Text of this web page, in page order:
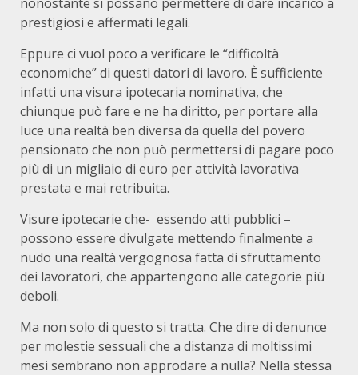
prestigiosi e affermati legali.
Eppure ci vuol poco a verificare le “difficoltà
economiche” di questi datori di lavoro. È sufficiente
infatti una visura ipotecaria nominativa, che
chiunque può fare e ne ha diritto, per portare alla
luce una realtà ben diversa da quella del povero
pensionato che non può permettersi di pagare poco
più di un migliaio di euro per attività lavorativa
prestata e mai retribuita.
Visure ipotecarie che- essendo atti pubblici –
possono essere divulgate mettendo finalmente a
nudo una realtà vergognosa fatta di sfruttamento
dei lavoratori, che appartengono alle categorie più
deboli.
Ma non solo di questo si tratta. Che dire di denunce
per molestie sessuali che a distanza di moltissimi
mesi sembrano non approdare a nulla? Nella stessa